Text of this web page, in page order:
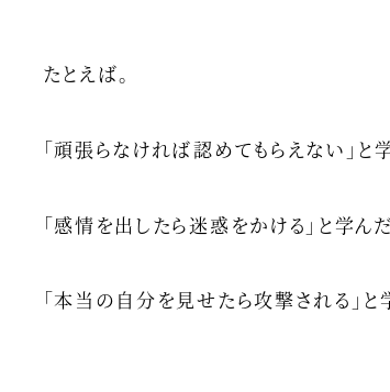
たとえば。
「頑張らなければ認めてもらえない」と
「感情を出したら迷惑をかける」と学ん
「本当の自分を見せたら攻撃される」